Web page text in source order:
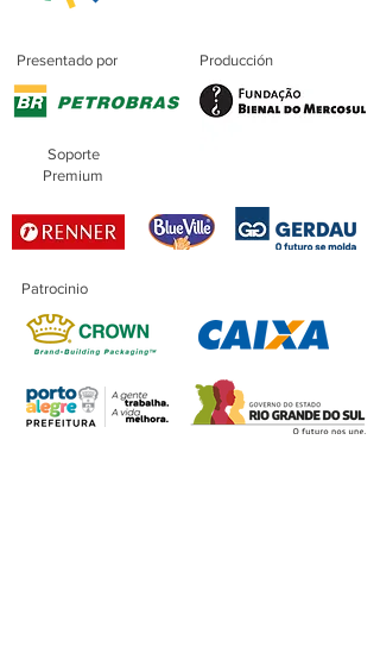
Presentado por Producción
Soporte
Premium
Patrocinio